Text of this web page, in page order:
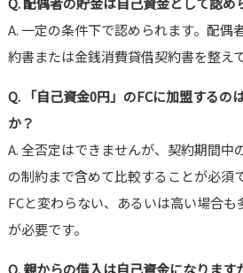
A. 一定の条件下で認められます。配偶
約書または金銭消費貸借契約書を整え
Q. 「自己資金0円」のFCに加盟するの
か？
A. 全否定はできませんが、契約期間中
の制約まで含めて比較することが必須
FCと変わらない、あるいは高い場合
が必要です。
Q. 親からの借入は自己資金になります